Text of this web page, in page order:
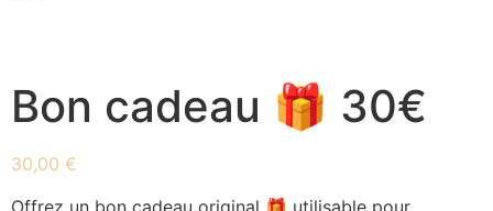
Bon cadeau 🎁 30€
30,00 €
Offrez un bon cadeau original 🎁 utilisable pour